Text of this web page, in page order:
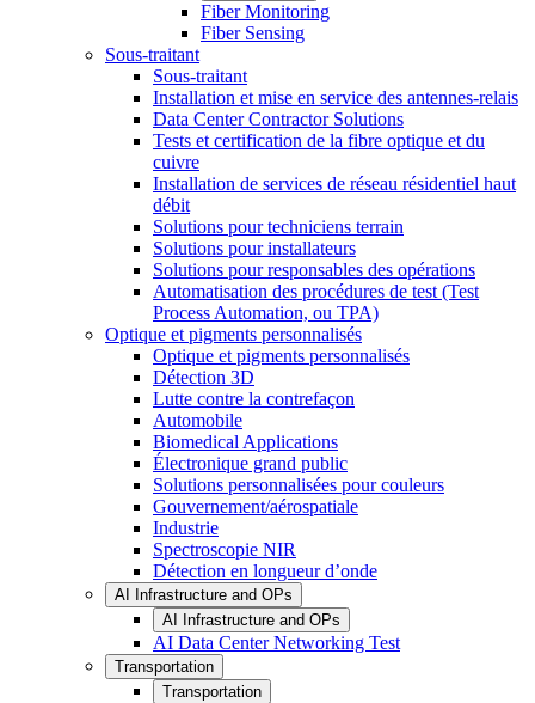
Fiber Monitoring
Fiber Sensing
Sous-traitant
Sous-traitant
Installation et mise en service des antennes-relais
Data Center Contractor Solutions
Tests et certification de la fibre optique et du
cuivre
Installation de services de réseau résidentiel haut
débit
Solutions pour techniciens terrain
Solutions pour installateurs
Solutions pour responsables des opérations
Automatisation des procédures de test (Test
Process Automation, ou TPA)
Optique et pigments personnalisés
Optique et pigments personnalisés
Détection 3D
Lutte contre la contrefaçon
Automobile
Biomedical Applications
Électronique grand public
Solutions personnalisées pour couleurs
Gouvernement/aérospatiale
Industrie
Spectroscopie NIR
Détection en longueur d’onde
AI Infrastructure and OPs
AI Infrastructure and OPs
AI Data Center Networking Test
Transportation
Transportation